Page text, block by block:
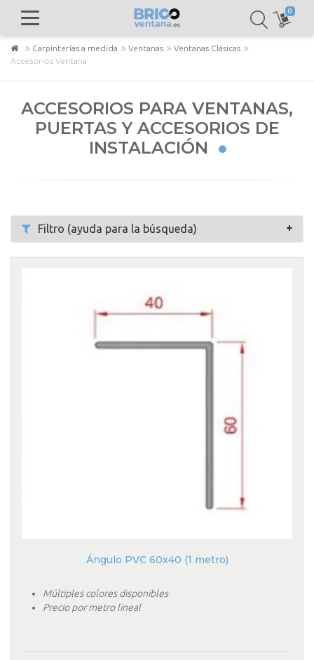
0
Carpinterías a medida Ventanas
Ventanas Clásicas
Accesorios Ventana
ACCESORIOS PARA VENTANAS,
PUERTAS Y ACCESORIOS DE
INSTALACIÓN
Filtro (ayuda para la búsqueda)
Ángulo PVC 60x40 (1 metro)
Múltiples colores disponibles
Precio por metro lineal